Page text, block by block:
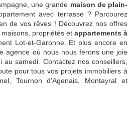
une grande maison de plain-
avec terrasse ? Parcourez
de vos rêves ! Découvrez nos offres
propriétés et appartements à
Lot-et-Garonne. Et plus encore en
agence où nous nous ferons une joie
samedi. Contactez nos conseillers,
pour tous vos projets immobiliers à
Tournon d'Agenais, Montayral et